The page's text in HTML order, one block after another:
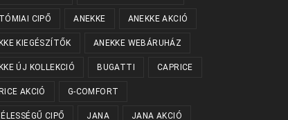
CIPŐ ANEKKE ANEKKE AKCIÓ
KIEGÉSZÍTŐK ANEKKE WEBÁRUHÁZ
ÚJ KOLLEKCIÓ BUGATTI CAPRICE
AKCIÓ G-COMFORT
CIPŐ JANA JANA AKCIÓ